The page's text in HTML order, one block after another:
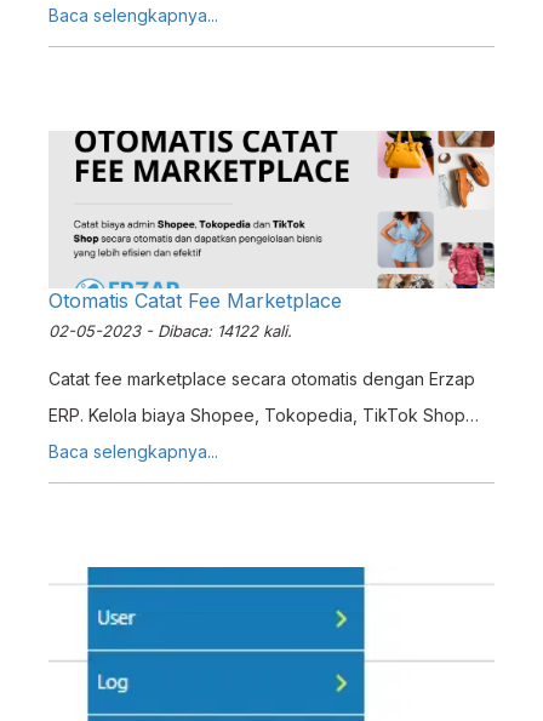
akuntansi, hingga AI automation dalam satu sistem
terintegrasi.
Baca selengkapnya...
Otomatis Catat Fee Marketplace
02-05-2023 - Dibaca: 14122 kali.
Catat fee marketplace secara otomatis dengan Erzap
ERP. Kelola biaya Shopee, Tokopedia, TikTok Shop
dengan mudah dan tingkatkan efisiensi keuangan
bisnis Anda.
Baca selengkapnya...